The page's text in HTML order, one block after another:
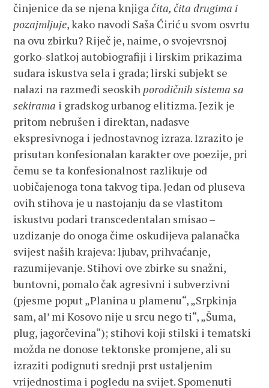
činjenice da se njena knjigačita, čita drugima i
pozajmljuje, kako navodi Saša Ćirić u svom osvrtu
na ovu zbirku? Riječ je, naime, o svojevrsnoj
gorko-slatkoj autobiografiji i lirskim prikazima
sudara iskustva sela i grada; lirski subjekt se
nalazi na razmeđi seoskih porodičnih sistema sa
sekirama i gradskog urbanog elitizma. Jezik je
pritom nebrušen i direktan, nadasve
ekspresivnoga i jednostavnog izraza. Izrazito je
prisutan konfesionalan karakter ove poezije, pri
čemu se ta konfesionalnost razlikuje od
uobičajenoga tona takvog tipa. Jedan od pluseva
ovih stihova je u nastojanju da se vlastitom
iskustvu podari transcedentalan smisao –
uzdizanje do onoga čime oskudijeva palanačka
svijest naših krajeva: ljubav, prihvaćanje,
razumijevanje. Stihovi ove zbirke su snažni,
buntovni, pomalo čak agresivni i subverzivni
(pjesme poput „Planina u plamenu“, „Srpkinja
sam, al’ mi Kosovo nije u srcu nego ti“, „Šuma,
plug, jagorčevina“); stihovi koji stilski i tematski
možda ne donose tektonske promjene, ali su
izraziti podignuti srednji prst ustaljenim
vrijednostima i pogledu na svijet. Spomenuti